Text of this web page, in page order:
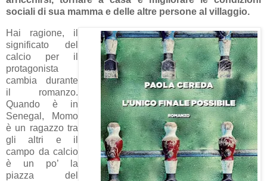
sociali di sua mamma e delle altre persone al villaggio.
Hai ragione, il
significato del
calcio per il
protagonista
cambia durante
il romanzo.
Quando è in
Senegal, Momo
è un ragazzo tra
gli altri e il
campo da calcio
è un po’ la
piazza del